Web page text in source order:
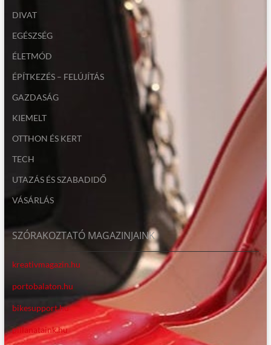
DIVAT
EGÉSZSÉG
ÉLETMÓD
ÉPÍTKEZÉS – FELÚJÍTÁS
GAZDASÁG
KIEMELT
OTTHON ÉS KERT
TECH
UTAZÁS ÉS SZABADIDŐ
VÁSÁRLÁS
SZÓRAKOZTATÓ MAGAZINJAINK
kreativmagazin.hu
portobalaton.hu
bikesupport.hu
pillanataink.hu